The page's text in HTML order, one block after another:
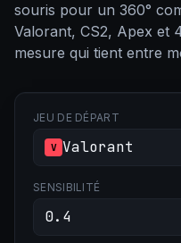
souris pour un 360°
Valorant, CS2, Apex et
mesure qui tient entre
JEU DE DÉPART
V Valorant
SENSIBILITÉ